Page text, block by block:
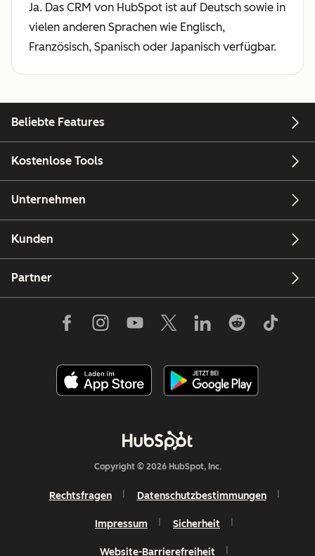
Ja. Das CRM von HubSpot ist auf Deutsch sowie in
vielen anderen Sprachen wie Englisch,
Französisch, Spanisch oder Japanisch verfügbar.
Beliebte Features
Kostenlose Tools
Unternehmen
Kunden
Partner
Copyright © 2026 HubSpot, Inc.
Rechtsfragen Datenschutzbestimmungen
Impressum Sicherheit
Website-Barrierefreiheit